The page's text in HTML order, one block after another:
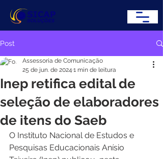
Post
Inep retifica edital de
seleção de elaboradores
de itens do Saeb
Assessoria de Comunicação
25 de jun. de 2024 1 min de leitura
O Instituto Nacional de Estudos e
Pesquisas Educacionais Anísio